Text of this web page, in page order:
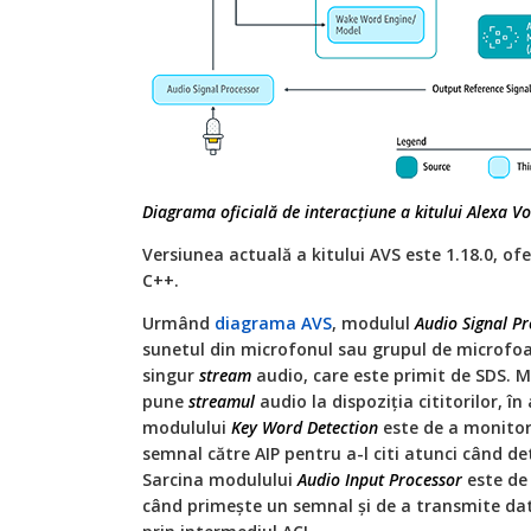
Diagrama oficială de interacțiune a kitului Alexa
Versiunea actuală a kitului AVS este 1.18.0,
C++.
Urmând diagrama AVS, modulul Audio Signal
sunetul din microfonul sau grupul de
singur stream audio, care este primit de SDS.
pune streamul audio la dispoziția cititorilor, în
modulului Key Word Detection este de a
semnal către AIP pentru a-l citi atunci când
Sarcina modulului Audio Input Processor este
când primește un semnal și de a transmite